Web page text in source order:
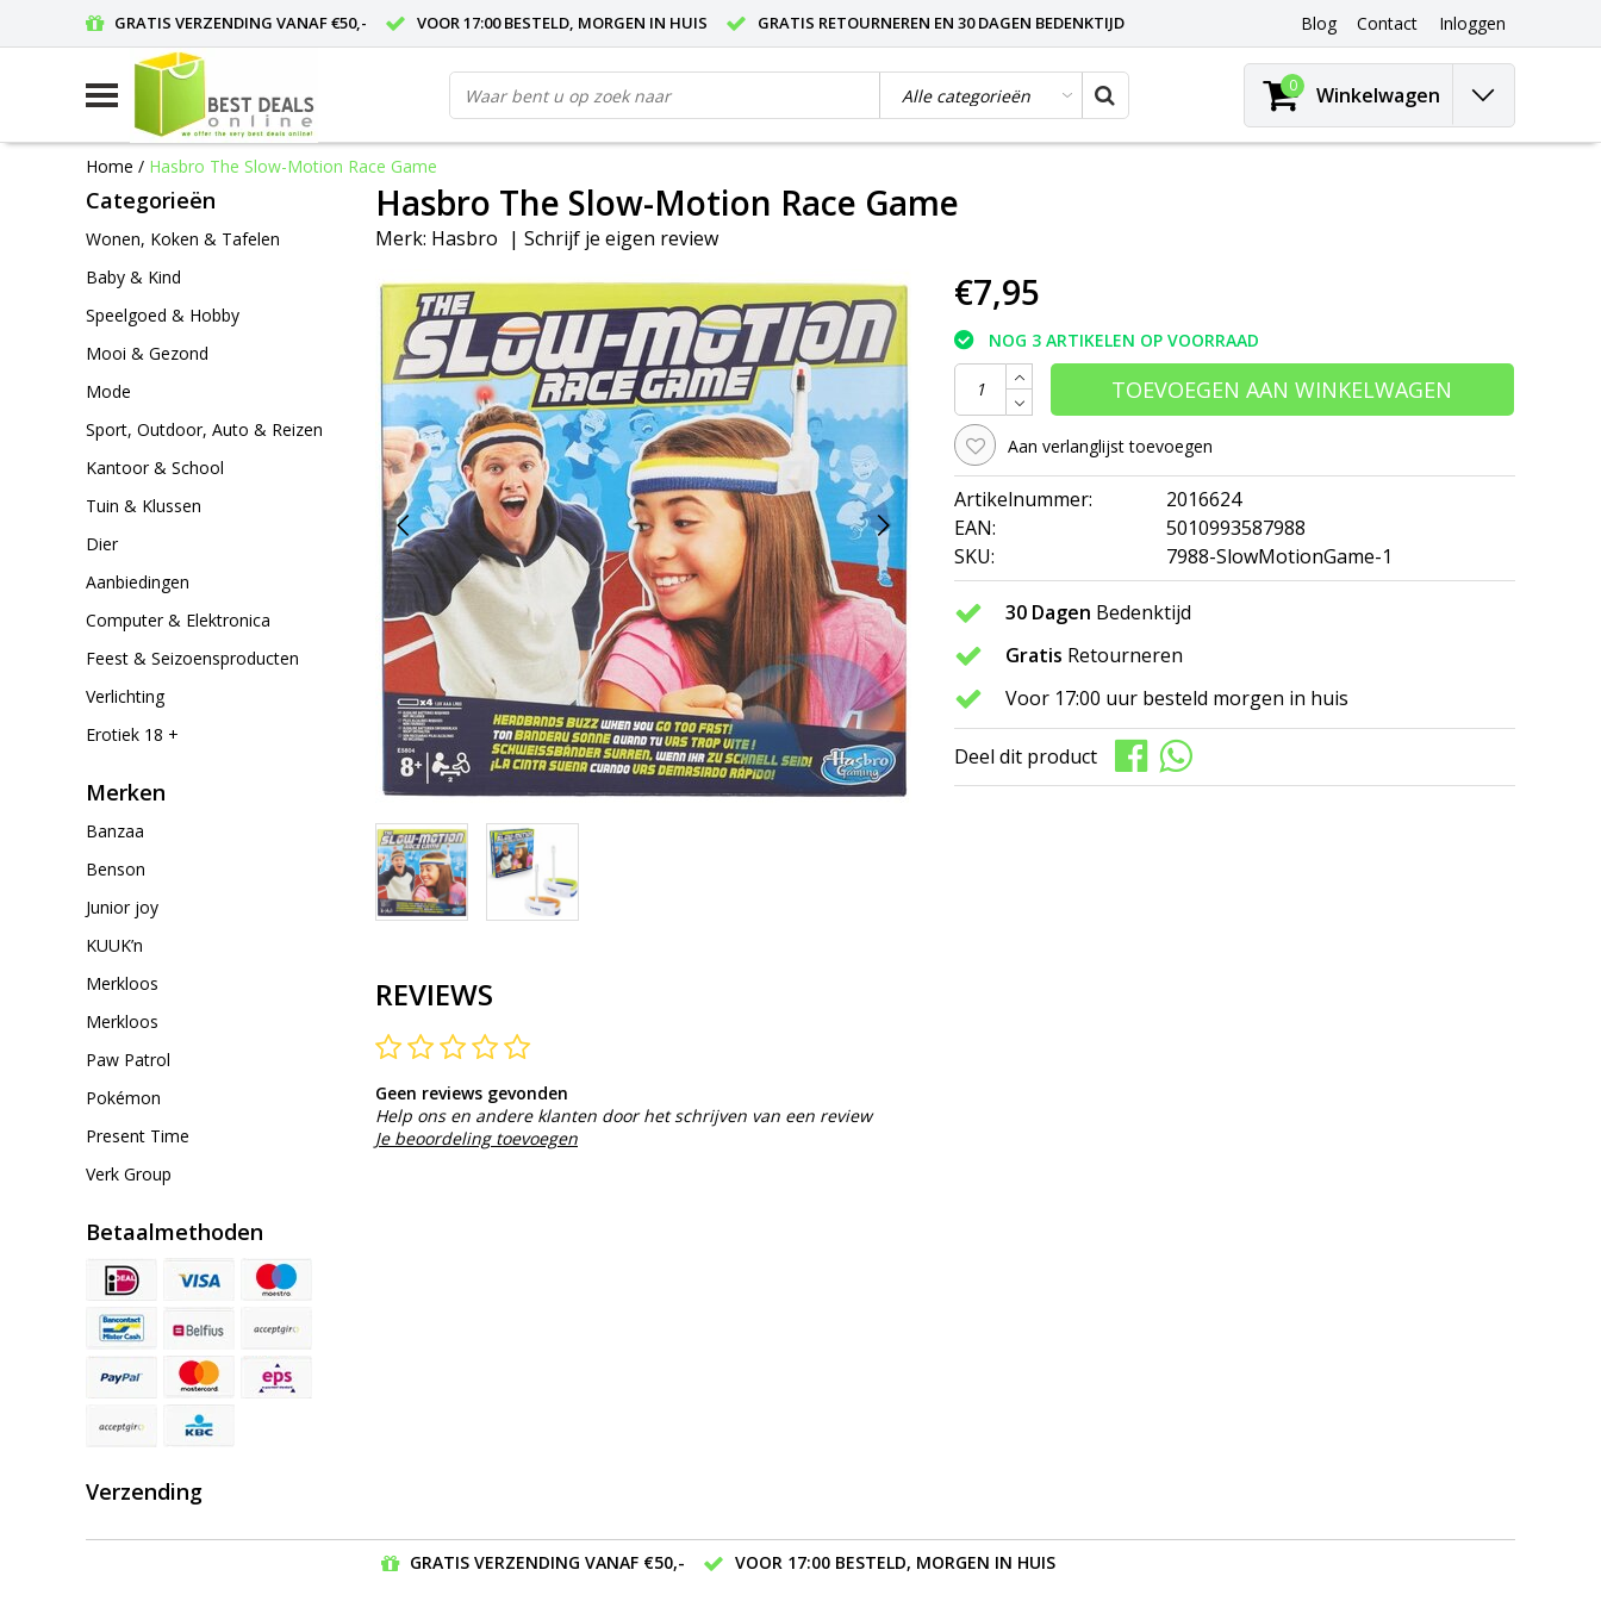
GRATIS VERZENDING VANAF €50,- VOOR 17:00 BESTELD, MORGEN IN HUIS GRATIS RETOURNEREN EN 30 DAGEN BEDENKTIJD Blog Contact Inloggen
0 Winkelwagen
Home / Hasbro The Slow-Motion Race Game
Categorieën
Wonen, Koken & Tafelen
Baby & Kind
Speelgoed & Hobby
Mooi & Gezond
Mode
Sport, Outdoor, Auto & Reizen
Kantoor & School
Tuin & Klussen
Dier
Aanbiedingen
Computer & Elektronica
Feest & Seizoensproducten
Verlichting
Erotiek 18 +
Merken
Banzaa
Benson
Junior joy
KUUK’n
Merkloos
Merkloos
Paw Patrol
Pokémon
Present Time
Verk Group
Betaalmethoden
Verzending
Hasbro The Slow-Motion Race Game
Merk: Hasbro | Schrijf je eigen review
€7,95
NOG 3 ARTIKELEN OP VOORRAAD
TOEVOEGEN AAN WINKELWAGEN
Aan verlanglijst toevoegen
Artikelnummer:
2016624
EAN:
5010993587988
SKU:
7988-SlowMotionGame-1
30 Dagen Bedenktijd
Gratis Retourneren
Voor 17:00 uur besteld morgen in huis
Deel dit product
REVIEWS
Geen reviews gevonden
Help ons en andere klanten door het schrijven van een review
Je beoordeling toevoegen
GRATIS VERZENDING VANAF €50,-
VOOR 17:00 BESTELD, MORGEN IN HUIS